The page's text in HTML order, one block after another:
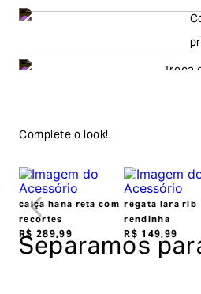
Troca
A solicitação de troca pode
dias corridos, a contar do
escolher a modalidade troca,
envio do produto e
Garage, você receberá um vale
correspondente a(s) peça(s)
Complete o look!
calça hana reta com
recortes
R$289,99
regata lara rib
rendinha
R$ 149,99
Separamos